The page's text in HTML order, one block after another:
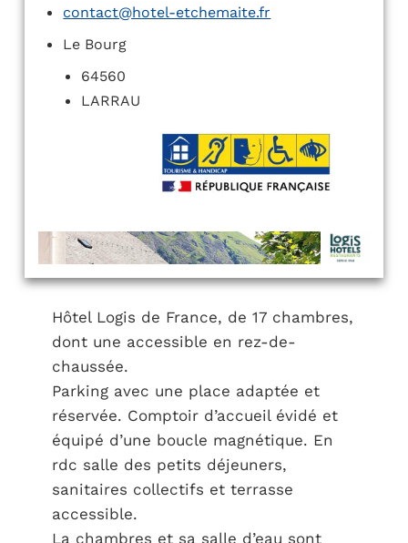
contact@hotel-etchemaite.fr
Le Bourg
64560
LARRAU
Hôtel Logis de France, de 17 chambres,
dont une accessible en rez-de-
chaussée.
Parking avec une place adaptée et
réservée. Comptoir d’accueil évidé et
équipé d’une boucle magnétique. En
rdc salle des petits déjeuners,
sanitaires collectifs et terrasse
accessible.
La chambres et sa salle d’eau sont